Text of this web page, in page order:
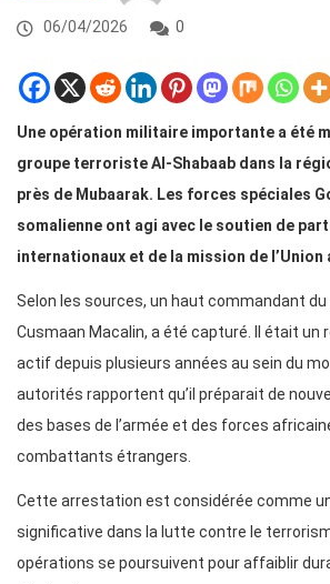
06/04/2026 0
Une opération militaire importante a été
groupe terroriste Al-Shabaab dans la
près de Mubaarak. Les forces spéciales
somalienne ont agi avec le soutien de
internationaux et de la mission de l’Union
Selon les sources, un haut commandant du
Cusmaan Macalin, a été capturé. Il était un
actif depuis plusieurs années au sein du
autorités rapportent qu’il préparait de
des bases de l’armée et des forces
combattants étrangers.
Cette arrestation est considérée comme
significative dans la lutte contre le
opérations se poursuivent pour affaiblir